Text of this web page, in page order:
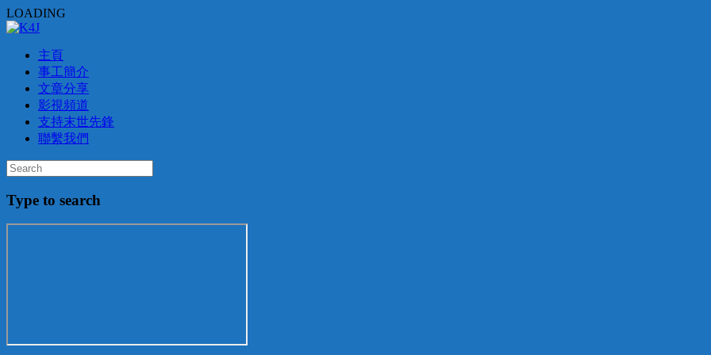
LOADING
主頁
事工簡介
文章分享
影視頻道
支持末世先鋒
聯繫我們
Type to search